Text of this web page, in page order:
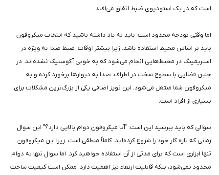
است که در یک استودیوی ضبط اتفاق می‌افتد.
اما وقتی بودجه محدود است، باید به یاد داشته باشید که انتخاب میکروفون
باید بر اساس محیط استفاده باشد. زیرا بیشتر اوقات، ضبط صدا به ویژه در
استریمینگ در محیط‌هایی انجام می‌شود که به خوبی آکوستیک نشده‌اند. در
چنین فضایی با سطوح سخت در اطراف، صدا به دیوارها برخورد کرده و به
میکروفون شما منتقل می‌شود. این نویز اضافی یکی از بزرگ‌ترین مشکلات برای
بسیاری از افراد است.
سوالی که باید بپرسید این است: "آیا میکروفون دوام بالایی دارد؟" این سوال
زمانی که تازه کار خود را شروع کرده‌اید، کاملاً منطقی است. زیرا این میکروفون
تنها ابزاری است که برای مدتی از آن استفاده خواهید کرد. اما سوال تنها به دوام
محدود نمی‌شود، بلکه قابلیت ارتقاء نیز اهمیت دارد. ممکن است کیفیت ساخت